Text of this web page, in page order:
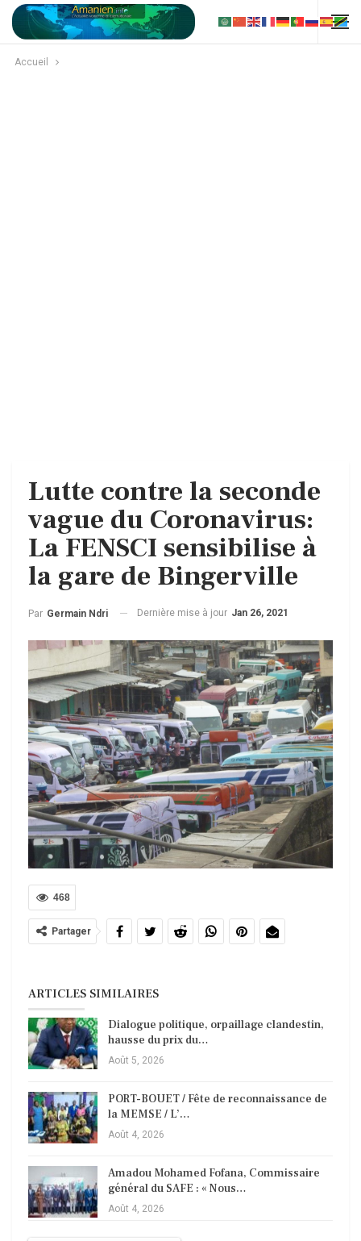
Accueil
Lutte contre la seconde
vague du Coronavirus:
La FENSCI sensibilise à
la gare de Bingerville
Par Germain Ndri Dernière mise à jour Jan 26, 2021
468
Partager
ARTICLES SIMILAIRES
Dialogue politique, orpaillage clandestin,
hausse du prix du…
Août 5, 2026
PORT-BOUET / Fête de reconnaissance de
la MEMSE / L’…
Août 4, 2026
Amadou Mohamed Fofana, Commissaire
général du SAFE : « Nous…
Août 4, 2026